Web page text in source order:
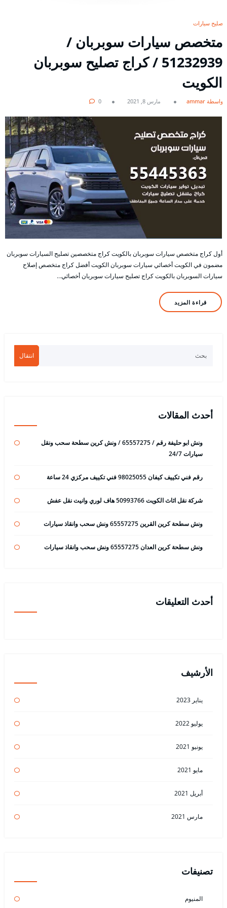
تصليح سيارات
متخصص سيارات سوبربان /
51232939‬ / كراج تصليح سوبربان
الكويت
بواسطة ammar مارس 8, 2021 0
أول كراج متخصص سيارات سوبربان بالكويت كراج متخصصين تصليح السيارات سوبربان
مضمون في الكويت أخصائي سيارات سوبربان الكويت أفضل كراج متخصص إصلاح
سيارات السوبربان بالكويت كراج تصليح سيارات سوبربان أخصائي…
قراءة المزيد
انتقال
أحدث المقالات
ونش ابو حليفة رقم / 65557275 / ونش كرين سطحة سحب ونقل
سيارات 24/7
رقم فني تكييف كيفان 98025055 فني تكييف مركزي 24 ساعة
شركة نقل اثاث الكويت 50993766 هاف لوري وانيت نقل عفش
ونش سطحة كرين القرين 65557275 ونش سحب وانقاذ سيارات
ونش سطحة كرين العدان 65557275 ونش سحب وانقاذ سيارات
أحدث التعليقات
الأرشيف
يناير 2023
يوليو 2022
يونيو 2021
مايو 2021
أبريل 2021
مارس 2021
تصنيفات
المنيوم